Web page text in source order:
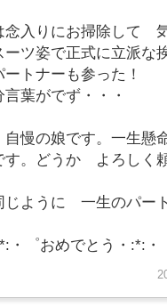
入りにお掃除して
ーツ姿で正式に立派な
トナーも参った！
葉がでず・・・
慢の娘です。一生懸
す。どうか よろしく
じように 一生のパー
・゜おめでとう・:*: